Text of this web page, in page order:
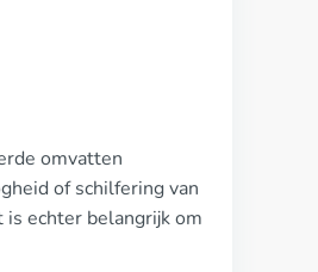
omvatten
of schilfering van
is echter belangrijk om